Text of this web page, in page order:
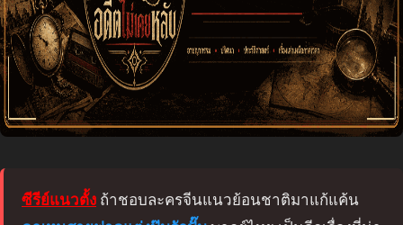
ซีรีย์แนวตั้ง ถ้าชอบละครจีนแนวย้อนชาติมาแก้แค้น